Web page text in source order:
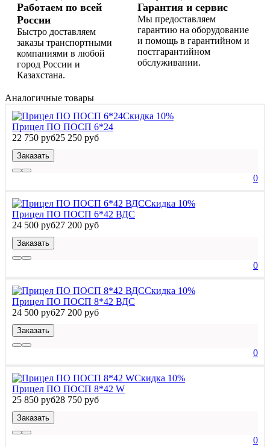
Работаем по всей
России
Быстро доставляем
заказы транспортными
компаниями в любой
город России и
Казахстана.
Гарантия и сервис
Мы предоставляем
гарантию на оборудование
и помощь в гарантийном и
постгарантийном
обслуживании.
Аналогичные товары
Скидка 10%
Прицел ПО ПОСП 6*24
22 750 руб25 250 руб
Заказать
0
Скидка 10%
Прицел ПО ПОСП 6*42 ВДС
24 500 руб27 200 руб
Заказать
0
Скидка 10%
Прицел ПО ПОСП 8*42 ВДС
24 500 руб27 200 руб
Заказать
0
Скидка 10%
Прицел ПО ПОСП 8*42 W
25 850 руб28 750 руб
Заказать
0